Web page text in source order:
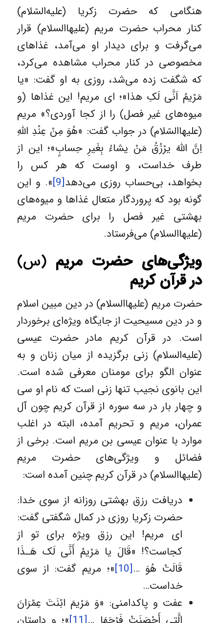
هنگامی که حضرت زکریا (علیه‌السّلام)
کنار محراب حضرت مریم (علیهاالسلام) قرار
می‌گرفت و برای دیدار او می‌آمد، غذاهای
مخصوصی در کنار محراب مشاهده می‌کرد،
که شگفت زده می‌شد، روزی به او گفت: «یا
مَرْیمُ اَنَّی لَکِ هذا»؛ ‌ای مریم! این غذاها (و
میوه‌های غیر فصل) را از کجا آوردی؟» مریم
(علیهاالسّلام) در جواب گفت: «هُوَ مِنْ عِنْدِ اللَّهِ
اِنَّ اللَّهَ یرْزُقُ مَنْ یشاءُ بِغَیرِ حِسابٍ»؛ این از
طرف خداست، و اوست که هر کس را
بخواهد، بی‌حساب روزی می‌دهد[9]
». و این
گونه بود که پروردگار متعال غذاها و میوه‌های
بهشتی غیر فصل را برای حضرت مریم
(علیهاالسلام) می‌فرستاد.
ویژگی‌های حضرت مریم (س)
در قرآن کریم
حضرت مریم (علیهاالسلام) در دین مبین اسلام
و در دین مسیحیت از جایگاه ویژه‌ای برخوردار
است. در قرآن کریم مادر حضرت عیسی
(علیه‌السلام) زنی برگزیده از میان زنان و به
عنوان الگو برای مومنان معرفی شده است.
این بانوی نجیب تنها زنی است که نام او سی
و چهار بار در سه سوره از قرآن کریم چون آل
عمران، مریم و تحریم آمده، البته در اغلب
موارد با عنوان عیسی بن مریم است. برخی از
فضائل و ویژگی‌های حضرت مریم
(علیهاالسلام) در قرآن کریم چنین آمده است:
دریافت رزق بهشتی روزانه از سوی خدا:
حضرت زکریا روزى در کمال شگفتى گفت:
اى مریم! این رزق ویژه براى تو از
کجاست؟! «قَالَ یا مَرْیمُ أَنَّى لَک هَـذَا
قَالَتْ هُوَ …[10]
»؛ مریم گفت: از سوى
خداست…
عفت و پاکدامنی: «وَ مَرْیمَ ابْنَتَ عِمْرَانَ